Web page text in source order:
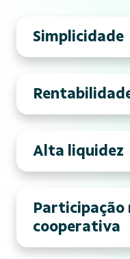
Simplicidade
Alta liquidez
Participação
cooperativa